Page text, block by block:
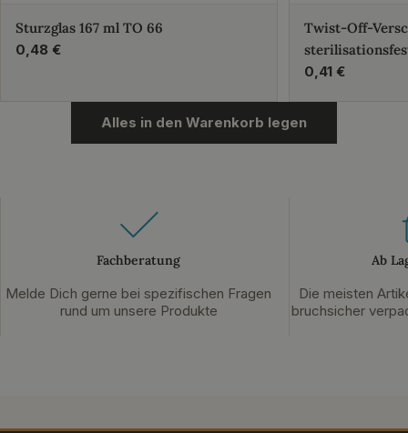
Sturzglas 167 ml TO 66
Regulärer
0,48 €
Twist-Off-
Regulärer
0,41 €
Alles in den Warenkorb legen
Fachberatung
Melde Dich gerne bei spezifischen Fragen
rund um unsere Produkte
Ab
Die meisten
bruchsicher